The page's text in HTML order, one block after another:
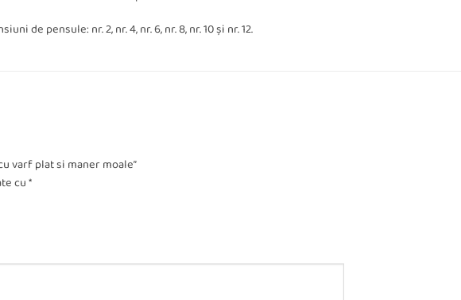
de pensule: nr. 2, nr. 4, nr. 6, nr. 8, nr. 10 și nr. 12.
varf plat si maner moale”
cu*